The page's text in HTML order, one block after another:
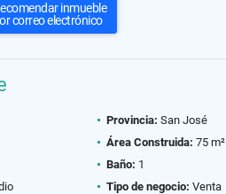
inmueble
correo electrónico
Provincia: San José
Área Construida: 75 m²
Baño: 1
Tipo de negocio: Venta